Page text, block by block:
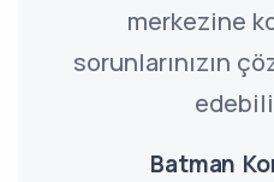
merkezine
sorunlarınızın
Batman